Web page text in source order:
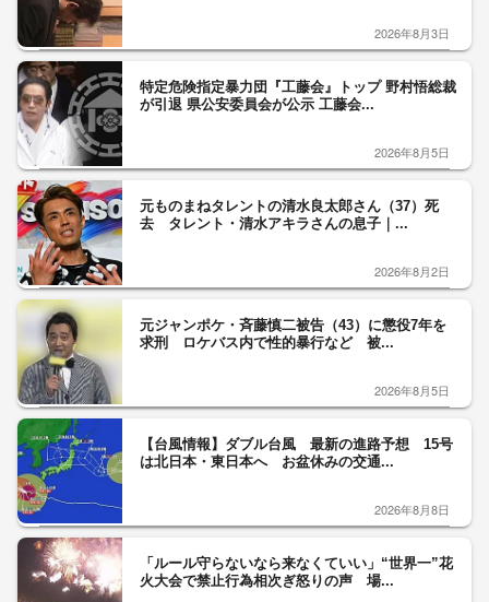
2026年8月3日
特定危険指定暴力団『工藤会』トップ 野村悟総裁
が引退 県公安委員会が公示 工藤会...
2026年8月5日
元ものまねタレントの清水良太郎さん（37）死
去 タレント・清水アキラさんの息子｜...
2026年8月2日
元ジャンポケ・斉藤慎二被告（43）に懲役7年を
求刑 ロケバス内で性的暴行など 被...
2026年8月5日
【台風情報】ダブル台風 最新の進路予想 15号
は北日本・東日本へ お盆休みの交通...
2026年8月8日
「ルール守らないなら来なくていい」“世界一”花
火大会で禁止行為相次ぎ怒りの声 場...